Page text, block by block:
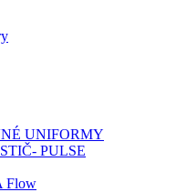
UNIFORMY
PULSE
Flow